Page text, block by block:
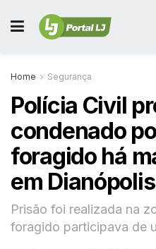
Home Segurança
Polícia Civil
condenado
foragido há
em Dianópolis
Prisão foi realizada na
foragido participava de